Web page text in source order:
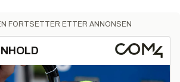
FORTSETTER ETTER ANNONSEN